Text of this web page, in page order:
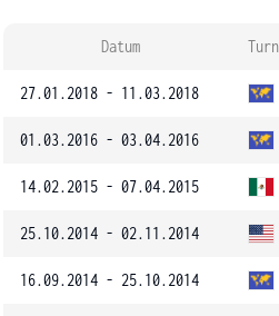
Datum
27.01.2018 - 11.03.2018
01.03.2016 - 03.04.2016
14.02.2015 - 07.04.2015
25.10.2014 - 02.11.2014
16.09.2014 - 25.10.2014